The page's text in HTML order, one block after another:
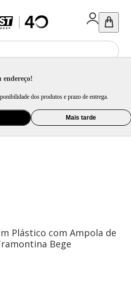
endereço!
dos produtos e prazo de entrega.
Mais tarde
Plástico com Ampola de
Bege